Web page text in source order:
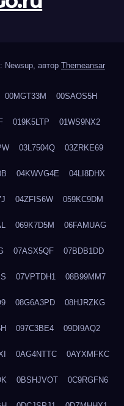
Newsup, автор Themeansar
00MGT33M 00SAOS5H
019K5LTP 01WS9NX2
03L7504Q 03ZRKE69
04KWVG4E 04LI8DHX
04ZFIS6W 059KC9DM
069K7D5M 06FAMUAG
07ASX5QF 07BDB1DD
07VPTDH1 08B99MM7
08G6A3PD 08HJRZKG
097C3BE4 09DI9AQ2
0AG4NTTC 0AYXMFKC
0BSHJVOT 0C9RGFN6